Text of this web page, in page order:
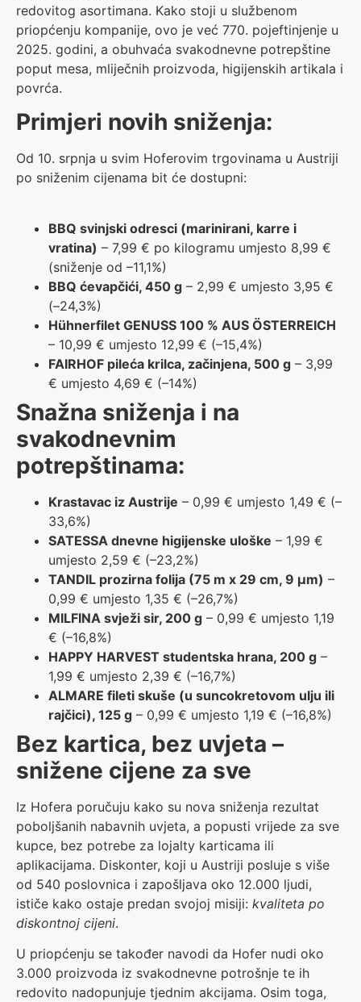
redovitog asortimana. Kako stoji u službenom
priopćenju kompanije, ovo je već 770. pojeftinjenje u
2025. godini, a obuhvaća svakodnevne potrepštine
poput mesa, mliječnih proizvoda, higijenskih artikala i
povrća.
Primjeri novih sniženja:
Od 10. srpnja u svim Hoferovim trgovinama u Austriji
po sniženim cijenama bit će dostupni:
BBQ svinjski odresci (marinirani, karre i
vratina) – 7,99 € po kilogramu umjesto 8,99 €
(sniženje od –11,1%)
BBQ ćevapčići, 450 g – 2,99 € umjesto 3,95 €
(–24,3%)
Hühnerfilet GENUSS 100 % AUS ÖSTERREICH
– 10,99 € umjesto 12,99 € (–15,4%)
FAIRHOF pileća krilca, začinjena, 500 g – 3,99
€ umjesto 4,69 € (–14%)
Snažna sniženja i na
svakodnevnim
potrepštinama:
Krastavac iz Austrije – 0,99 € umjesto 1,49 € (–
33,6%)
SATESSA dnevne higijenske uloške – 1,99 €
umjesto 2,59 € (–23,2%)
TANDIL prozirna folija (75 m x 29 cm, 9 μm) –
0,99 € umjesto 1,35 € (–26,7%)
MILFINA svježi sir, 200 g – 0,99 € umjesto 1,19
€ (–16,8%)
HAPPY HARVEST studentska hrana, 200 g –
1,99 € umjesto 2,39 € (–16,7%)
ALMARE fileti skuše (u suncokretovom ulju ili
rajčici), 125 g – 0,99 € umjesto 1,19 € (–16,8%)
Bez kartica, bez uvjeta –
snižene cijene za sve
Iz Hofera poručuju kako su nova sniženja rezultat
poboljšanih nabavnih uvjeta, a popusti vrijede za sve
kupce, bez potrebe za lojalty karticama ili
aplikacijama. Diskonter, koji u Austriji posluje s više
od 540 poslovnica i zapošljava oko 12.000 ljudi,
ističe kako ostaje predan svojoj misiji: kvaliteta po
diskontnoj cijeni.
U priopćenju se također navodi da Hofer nudi oko
3.000 proizvoda iz svakodnevne potrošnje te ih
redovito nadopunjuje tjednim akcijama. Osim toga,